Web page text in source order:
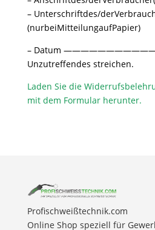
– Unterschriftdes/
(nurbeiMitteilungaufPapier)
– Datum
Unzutreffendes streichen.
Laden Sie die
mit dem Formular herunter.
Profischweißtechnik.com
Online Shop speziell für